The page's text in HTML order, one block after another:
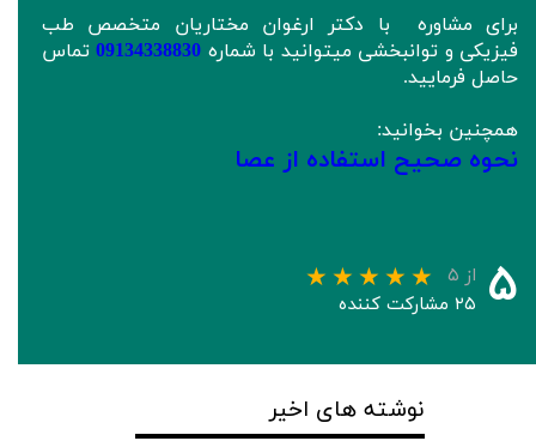
برای مشاوره با دکتر ارغوان مختاریان متخصص طب
فیزیکی و توانبخشی میتوانید با شماره 09134338830تماس
حاصل فرمایید.
همچنین بخوانید:
نحوه صحیح استفاده از عصا
۵ از ۵
۲۵ مشارکت کننده
نوشته های اخیر